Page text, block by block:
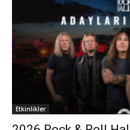
Etkinlikler